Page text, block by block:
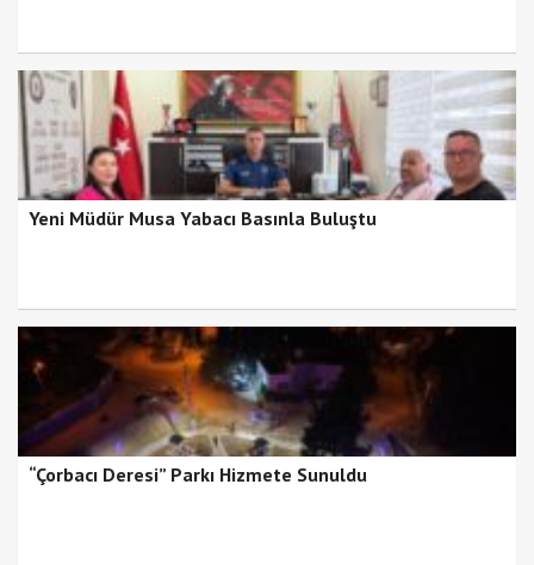
Yeni Müdür Musa Yabacı Basınla Buluştu
“Çorbacı Deresi” Parkı Hizmete Sunuldu